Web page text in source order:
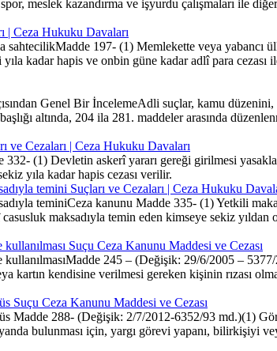
meslek kazandırma ve işyurdu çalışmaları ile
| Ceza Hukuku Davaları
sahtecilikMadde 197- (1) Memlekette veya yabancı
kadar hapis ve onbin güne kadar adlî para cezası
Genel Bir İncelemeAdli suçlar, kamu
altında, 204 ila 281. maddeler arasında
ve Cezaları | Ceza Hukuku Davaları
(1) Devletin askerî yararı gereği girilmesi
yıla kadar hapis cezası verilir.
temini Suçları ve Cezaları | Ceza Hukuku
teminiCeza kanunu Madde 335- (1) Yetkili
maksadıyla temin eden kimseye sekiz
Suçu Ceza Kanunu Maddesi ve Cezası
245 – (Değişik: 29/6/2005 –
kartın kendisine verilmesi gereken kişinin rızası
Suçu Ceza Kanunu Maddesi ve Cezası
Madde 288- (Değişik: 2/7/2012-6352/93 md.)(1)
bulunması için, yargı görevi yapanı, bilirkişiyi